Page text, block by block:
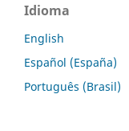
Idioma
English
Español (España)
Português (Brasil)